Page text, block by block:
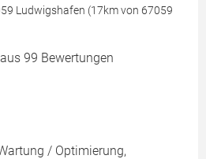
Ludwigshafen (17km von 67059
99 Bewertungen
/ Optimierung,